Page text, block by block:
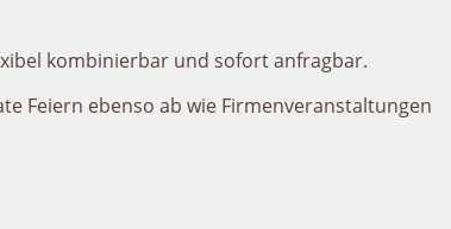
kombinierbar und sofort anfragbar.
Feiern ebenso ab wie Firmenveranstaltungen